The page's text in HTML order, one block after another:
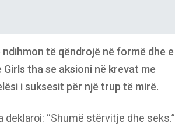
të qëndrojë në formë dhe e
tha se aksioni në krevat me
i suksesit për një trup të mirë.
“Shumë stërvitje dhe seks.”